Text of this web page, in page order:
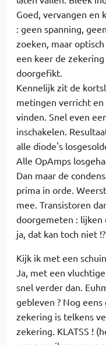
Goed, vervangen en
: geen spanning,
zoeken, maar
een keer de
doorgefikt.
Kennelijk zit de
metingen verricht
vinden. Snel even
inschakelen.
alle diode's
Alle OpAmps
Dan maar de
prima in orde.
mee. Transistoren
doorgemeten : lijken
ja, dat kan toch niet !?
Kijk ik met een
Ja, met een
snel verder dan.
gebleven ? Nog
zekering is telkens
zekering. KLATSS !